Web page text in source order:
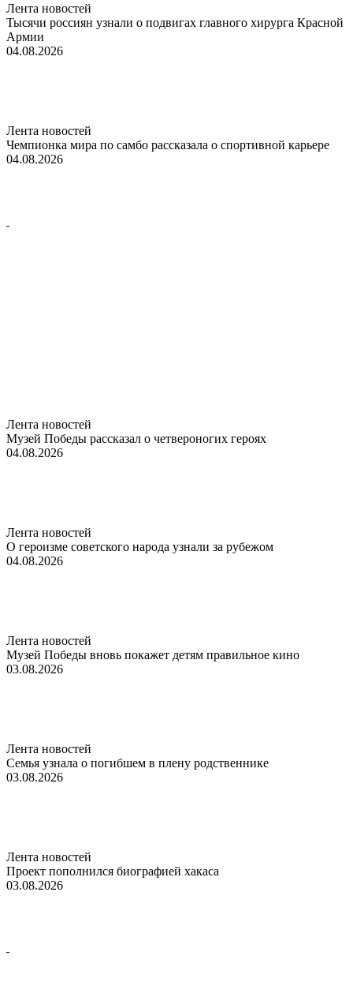
Лента новостей
Тысячи россиян узнали о подвигах главного хирурга Красной
Армии
04.08.2026
Лента новостей
Чемпионка мира по самбо рассказала о спортивной карьере
04.08.2026
Лента новостей
Музей Победы рассказал о четвероногих героях
04.08.2026
Лента новостей
О героизме советского народа узнали за рубежом
04.08.2026
Лента новостей
Музей Победы вновь покажет детям правильное кино
03.08.2026
Лента новостей
Семья узнала о погибшем в плену родственнике
03.08.2026
Лента новостей
Проект пополнился биографией хакаса
03.08.2026